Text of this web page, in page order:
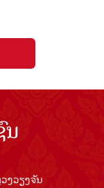
ງວຽງຈັນ